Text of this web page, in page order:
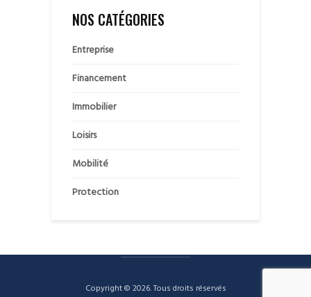
NOS CATÉGORIES
Entreprise
Financement
Immobilier
Loisirs
Mobilité
Protection
Copyright © 2026. Tous droits réservés